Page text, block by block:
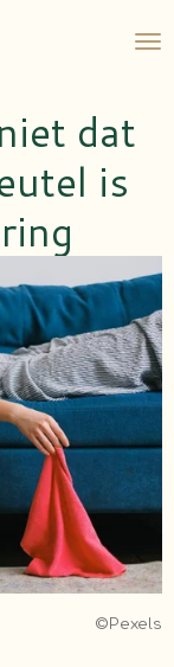
dat
is
©Pexels